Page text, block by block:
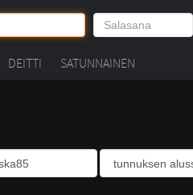
DEITTI SATUNNAINEN